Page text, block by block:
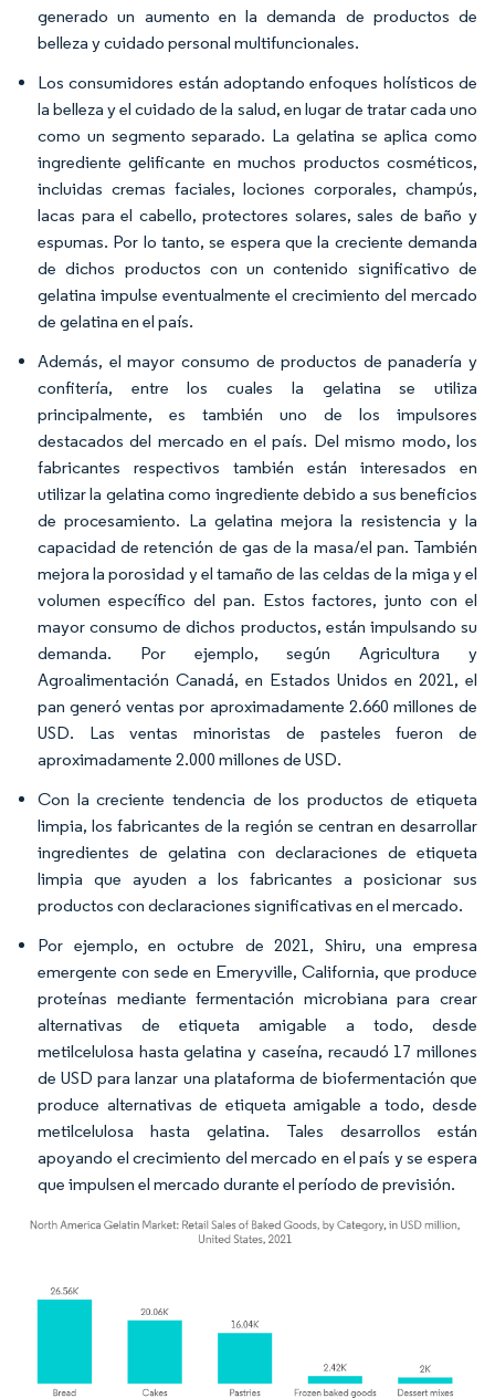
generado un aumento en la demanda de productos de
belleza y cuidado personal multifuncionales.
Los consumidores están adoptando enfoques holísticos de
la belleza y el cuidado de la salud, en lugar de tratar cada uno
como un segmento separado. La gelatina se aplica como
ingrediente gelificante en muchos productos cosméticos,
incluidas cremas faciales, lociones corporales, champús,
lacas para el cabello, protectores solares, sales de baño y
espumas. Por lo tanto, se espera que la creciente demanda
de dichos productos con un contenido significativo de
gelatina impulse eventualmente el crecimiento del mercado
de gelatina en el país.
Además, el mayor consumo de productos de panadería y
confitería, entre los cuales la gelatina se utiliza
principalmente, es también uno de los impulsores
destacados del mercado en el país. Del mismo modo, los
fabricantes respectivos también están interesados en
utilizar la gelatina como ingrediente debido a sus beneficios
de procesamiento. La gelatina mejora la resistencia y la
capacidad de retención de gas de la masa/el pan. También
mejora la porosidad y el tamaño de las celdas de la miga y el
volumen específico del pan. Estos factores, junto con el
mayor consumo de dichos productos, están impulsando su
demanda. Por ejemplo, según Agricultura y
Agroalimentación Canadá, en Estados Unidos en 2021, el
pan generó ventas por aproximadamente 2.660 millones de
USD. Las ventas minoristas de pasteles fueron de
aproximadamente 2.000 millones de USD.
Con la creciente tendencia de los productos de etiqueta
limpia, los fabricantes de la región se centran en desarrollar
ingredientes de gelatina con declaraciones de etiqueta
limpia que ayuden a los fabricantes a posicionar sus
productos con declaraciones significativas en el mercado.
Por ejemplo, en octubre de 2021, Shiru, una empresa
emergente con sede en Emeryville, California, que produce
proteínas mediante fermentación microbiana para crear
alternativas de etiqueta amigable a todo, desde
metilcelulosa hasta gelatina y caseína, recaudó 17 millones
de USD para lanzar una plataforma de biofermentación que
produce alternativas de etiqueta amigable a todo, desde
metilcelulosa hasta gelatina. Tales desarrollos están
apoyando el crecimiento del mercado en el país y se espera
que impulsen el mercado durante el período de previsión.